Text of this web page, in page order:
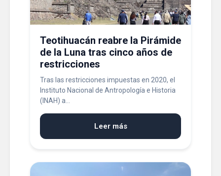
Teotihuacán reabre la Pirámide
de la Luna tras cinco años de
restricciones
Tras las restricciones impuestas en 2020, el
Instituto Nacional de Antropología e Historia
(INAH) a...
Leer más